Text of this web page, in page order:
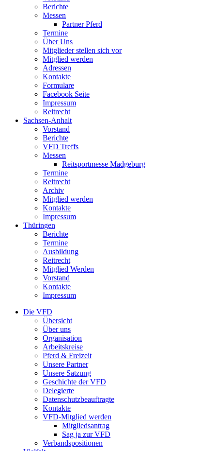
Berichte
Messen
Partner Pferd
Termine
Über Uns
Mitglieder stellen sich vor
Mitglied werden
Adressen
Kontakte
Formulare
Facebook Seite
Impressum
Reitrecht
Sachsen-Anhalt
Vorstand
Berichte
VFD Treffs
Messen
Reitsportmesse Madgeburg
Termine
Reitrecht
Archiv
Mitglied werden
Kontakte
Impressum
Thüringen
Berichte
Termine
Ausbildung
Reitrecht
Mitglied Werden
Vorstand
Kontakte
Impressum
Die VFD
Übersicht
Über uns
Organisation
Arbeitskreise
Pferd & Freizeit
Unsere Partner
Unsere Satzung
Geschichte der VFD
Delegierte
Datenschutzbeauftragte
Kontakte
VFD-Mitglied werden
Mitgliedsantrag
Sag ja zur VFD
Verbandspositionen